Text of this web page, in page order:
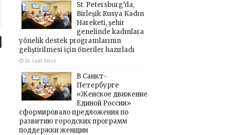
St. Petersburg’da,
Birleşik Rusya Kadın
Hareketi, şehir
genelinde kadınlara
yönelik destek programlarının
geliştirilmesi için öneriler hazırladı
14 saat önce
В Санкт-
Петербурге
«Женское движение
Единой России»
сформировало предложения по
развитию городских программ
поддержки женщин